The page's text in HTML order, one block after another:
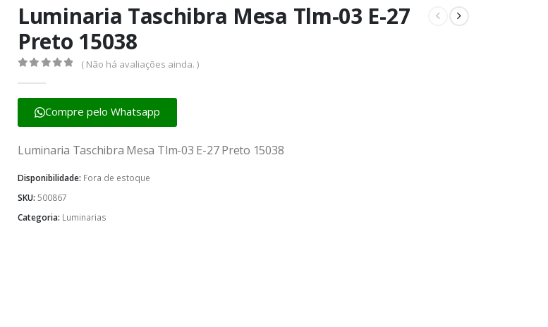
Luminaria Taschibra Mesa Tlm-03 E-27
Preto 15038
( Não há avaliações ainda. )
Compre pelo Whatsapp
Luminaria Taschibra Mesa Tlm-03 E-27 Preto 15038
Disponibilidade: Fora de estoque
SKU: 500867
Categoria: Luminarias